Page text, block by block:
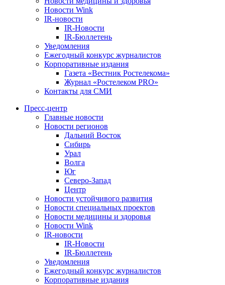
Новости Wink
IR-новости
IR-Новости
IR-Бюллетень
Уведомления
Ежегодный конкурс журналистов
Корпоративные издания
Газета «Вестник Ростелекома»
Журнал «Ростелеком PRO»
Контакты для СМИ
Пресс-центр
Главные новости
Новости регионов
Дальний Восток
Сибирь
Урал
Волга
Юг
Северо-Запад
Центр
Новости устойчивого развития
Новости специальных проектов
Новости медицины и здоровья
Новости Wink
IR-новости
IR-Новости
IR-Бюллетень
Уведомления
Ежегодный конкурс журналистов
Корпоративные издания